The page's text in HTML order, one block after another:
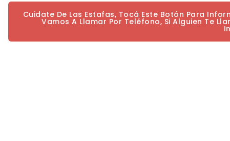
Cuidate De Las Estafas, Tocá Este Botón Para
Vamos A Llamar Por Teléfono, Si Alguien Te